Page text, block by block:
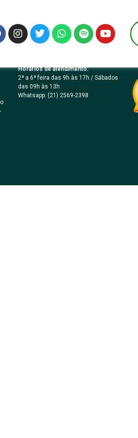
Nº
Horários de atendimento:
2ª a 6ª feira das 9h às 17h / Sábados
das 09h às 13h
Whatsapp: (21) 2569-2398